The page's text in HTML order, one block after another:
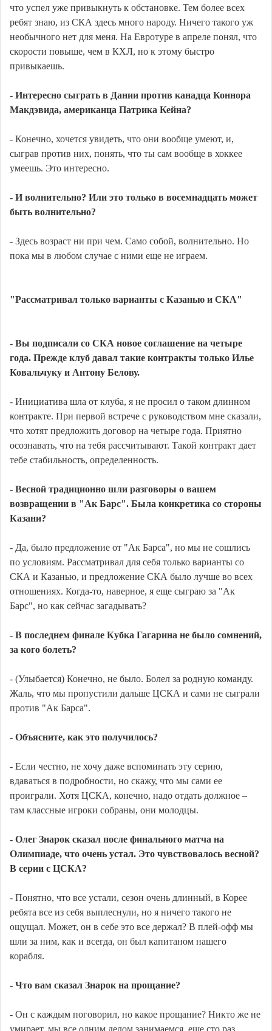
что успел уже привыкнуть к обстановке. Тем более всех
ребят знаю, из СКА здесь много народу. Ничего такого уж
необычного нет для меня. На Евротуре в апреле понял, что
скорости повыше, чем в КХЛ, но к этому быстро
привыкаешь.
- Интересно сыграть в Дании против канадца Коннора
Макдэвида, американца Патрика Кейна?
- Конечно, хочется увидеть, что они вообще умеют, и,
сыграв против них, понять, что ты сам вообще в хоккее
умеешь. Это интересно.
- И волнительно? Или это только в восемнадцать может
быть волнительно?
- Здесь возраст ни при чем. Само собой, волнительно. Но
пока мы в любом случае с ними еще не играем.
"Рассматривал только варианты с Казанью и СКА"
- Вы подписали со СКА новое соглашение на четыре
года. Прежде клуб давал такие контракты только Илье
Ковальчуку и Антону Белову.
- Инициатива шла от клуба, я не просил о таком длинном
контракте. При первой встрече с руководством мне сказали,
что хотят предложить договор на четыре года. Приятно
осознавать, что на тебя рассчитывают. Такой контракт дает
тебе стабильность, определенность.
- Весной традиционно шли разговоры о вашем
возвращении в "Ак Барс". Была конкретика со стороны
Казани?
- Да, было предложение от "Ак Барса", но мы не сошлись
по условиям. Рассматривал для себя только варианты со
СКА и Казанью, и предложение СКА было лучше во всех
отношениях. Когда-то, наверное, я еще сыграю за "Ак
Барс", но как сейчас загадывать?
- В последнем финале Кубка Гагарина не было сомнений,
за кого болеть?
- (Улыбается) Конечно, не было. Болел за родную команду.
Жаль, что мы пропустили дальше ЦСКА и сами не сыграли
против "Ак Барса".
- Объясните, как это получилось?
- Если честно, не хочу даже вспоминать эту серию,
вдаваться в подробности, но скажу, что мы сами ее
проиграли. Хотя ЦСКА, конечно, надо отдать должное –
там классные игроки собраны, они молодцы.
- Олег Знарок сказал после финального матча на
Олимпиаде, что очень устал. Это чувствовалось весной?
В серии с ЦСКА?
- Понятно, что все устали, сезон очень длинный, в Корее
ребята все из себя выплеснули, но я ничего такого не
ощущал. Может, он в себе это все держал? В плей-офф мы
шли за ним, как и всегда, он был капитаном нашего
корабля.
- Что вам сказал Знарок на прощание?
- Он с каждым поговорил, но какое прощание? Никто же не